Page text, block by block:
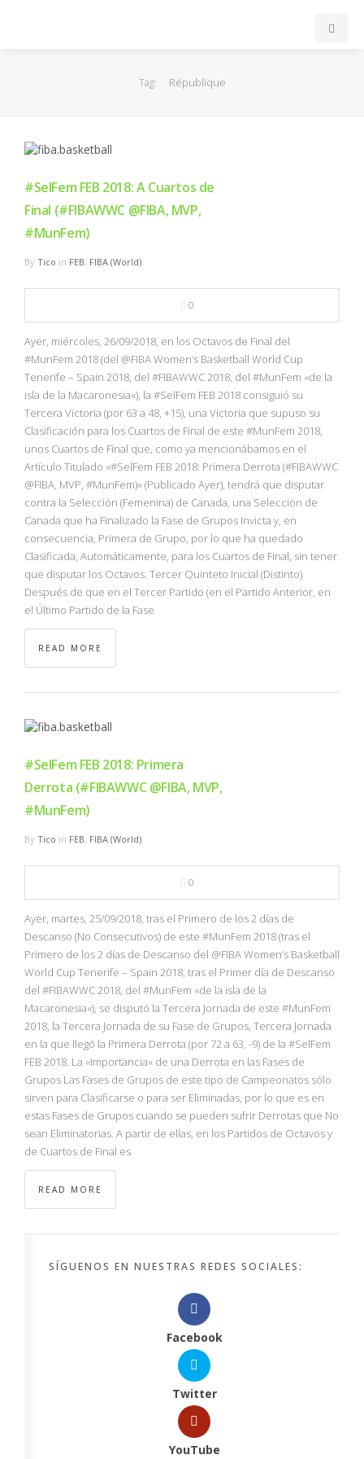
EuroLeague
FIBA
OTROS
NBA
MULTIMEDIA
Tag: République
#SelFem FEB 2018: A Cuartos de
Final (#FIBAWWC @FIBA, MVP,
#MunFem)
By Tico in FEB, FIBA (World)
0
Ayer, miércoles, 26/09/2018, en los Octavos de Final del
#MunFem 2018 (del @FIBA Women’s Basketball World Cup
Tenerife – Spain 2018, del #FIBAWWC 2018, del #MunFem «de la
isla de la Macaronesia«), la #SelFem FEB 2018 consiguió su
Tercera Victoria (por 63 a 48, +15), una Victoria que supuso su
Clasificación para los Cuartos de Final de este #MunFem 2018,
unos Cuartos de Final que, como ya mencionábamos en el
Artículo Titulado «#SelFem FEB 2018: Primera Derrota (#FIBAWWC
@FIBA, MVP, #MunFem)» (Publicado Ayer), tendrá que disputar
contra la Selección (Femenina) de Canada, una Selección de
Canada que ha Finalizado la Fase de Grupos Invicta y, en
consecuencia, Primera de Grupo, por lo que ha quedado
Clasificada, Automáticamente, para los Cuartos de Final, sin tener
que disputar los Octavos. Tercer Quinteto Inicial (Distinto)
Después de que en el Tercer Partido (en el Partido Anterior, en
el Último Partido de la Fase
READ MORE
#SelFem FEB 2018: Primera
Derrota (#FIBAWWC @FIBA, MVP,
#MunFem)
By Tico in FEB, FIBA (World)
0
Ayer, martes, 25/09/2018, tras el Primero de los 2 días de
Descanso (No Consecutivos) de este #MunFem 2018 (tras el
Primero de los 2 días de Descanso del @FIBA Women’s Basketball
World Cup Tenerife – Spain 2018, tras el Primer día de Descanso
del #FIBAWWC 2018, del #MunFem «de la isla de la
Macaronesia«), se disputó la Tercera Jornada de este #MunFem
2018, la Tercera Jornada de su Fase de Grupos, Tercera Jornada
en la que llegó la Primera Derrota (por 72 a 63, -9) de la #SelFem
FEB 2018. La «Importancia» de una Derrota en las Fases de
Grupos Las Fases de Grupos de este tipo de Campeonatos sólo
sirven para Clasificarse o para ser Eliminadas, por lo que es en
estas Fases de Grupos cuando se pueden sufrir Derrotas que No
sean Eliminatorias. A partir de ellas, en los Partidos de Octavos y
de Cuartos de Final es
READ MORE
SÍGUENOS EN NUESTRAS REDES SOCIALES:
Facebook
Twitter
YouTube